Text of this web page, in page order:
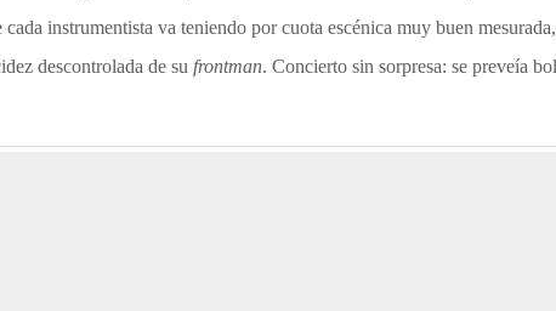
instrumentista va teniendo por cuota escénica muy buen
descontrolada de su frontman. Concierto sin sorpresa: se preveía